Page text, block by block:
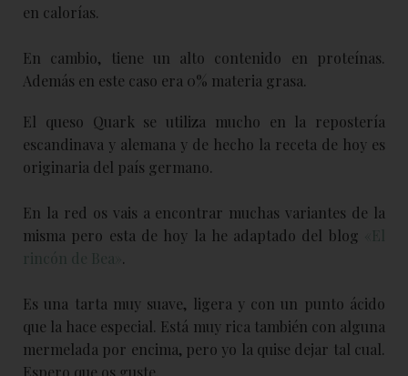
en calorías.
En cambio, tiene un alto contenido en proteínas.
Además en este caso era 0% materia grasa.
El queso Quark se utiliza mucho en la repostería
escandinava y alemana y de hecho la receta de hoy es
originaria del país germano.
En la red os vais a encontrar muchas variantes de la
misma pero esta de hoy la he adaptado del blog
«El
rincón de Bea» .
Es una tarta muy suave, ligera y con un punto ácido
que la hace especial. Está muy rica también con alguna
mermelada por encima, pero yo la quise dejar tal cual.
Espero que os guste.